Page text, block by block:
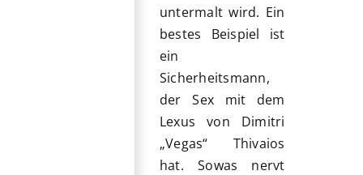
untermalt wird. Ein
bestes Beispiel ist
ein
Sicherheitsmann,
der Sex mit dem
Lexus von Dimitri
„Vegas“ Thivaios
hat. Sowas nervt